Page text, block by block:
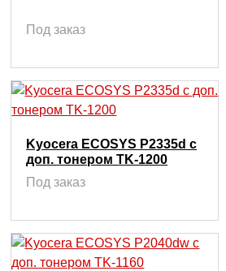
Под заказ
Kyocera ECOSYS P2335d с
доп. тонером TK-1200
Под заказ